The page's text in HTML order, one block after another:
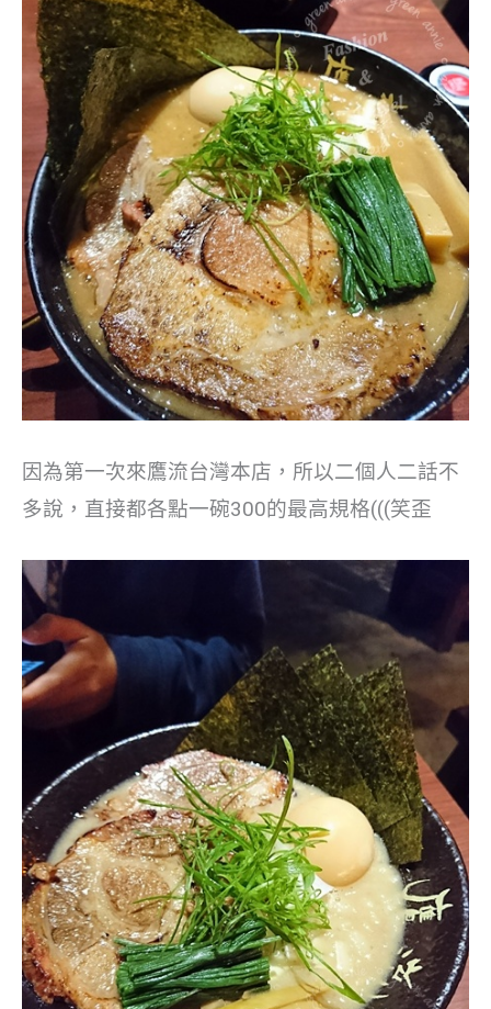
因為第一次來鷹流台灣本店，所以二個人二話不
多說，直接都各點一碗300的最高規格(((笑歪